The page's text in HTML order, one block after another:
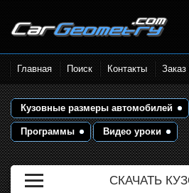
Размеры кузова автомобилей.
Контрольные точки и кузовные
размеры. Геометрия кузова
Главная Поиск Контакты Заказ
Кузовные размеры автомобилей
Программы Видео уроки
СКАЧАТЬ